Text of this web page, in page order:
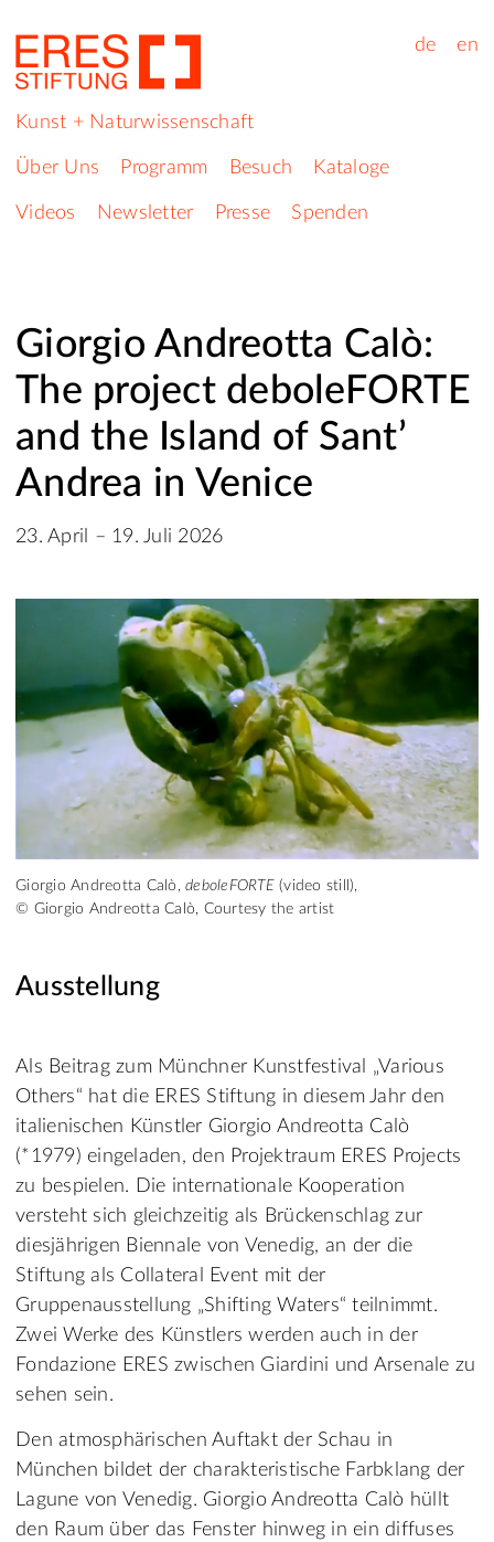
de en
Kunst + Naturwissenschaft
Über Uns Programm Besuch Kataloge
Videos Newsletter Presse Spenden
Giorgio Andreotta Calò:
The project deboleFORTE
and the Island of Sant’
Andrea in Venice
23. April – 19. Juli 2026
Giorgio Andreotta Calò, deboleFORTE (video still),
© Giorgio Andreotta Calò, Courtesy the artist
Ausstellung
Als Beitrag zum Münchner Kunstfestival „Various
Others“ hat die ERES Stiftung in diesem Jahr den
italienischen Künstler Giorgio Andreotta Calò
(*1979) eingeladen, den Projektraum ERES Projects
zu bespielen. Die internationale Kooperation
versteht sich gleichzeitig als Brückenschlag zur
diesjährigen Biennale von Venedig, an der die
Stiftung als Collateral Event mit der
Gruppenausstellung „Shifting Waters“ teilnimmt.
Zwei Werke des Künstlers werden auch in der
Fondazione ERES zwischen Giardini und Arsenale zu
sehen sein.
Den atmosphärischen Auftakt der Schau in
München bildet der charakteristische Farbklang der
Lagune von Venedig. Giorgio Andreotta Calò hüllt
den Raum über das Fenster hinweg in ein diffuses